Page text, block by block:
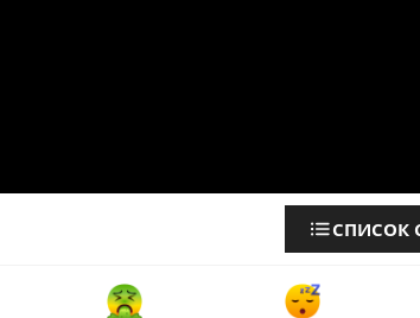
СПИСОК